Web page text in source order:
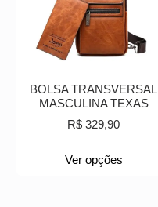
BOLSA TRANSVERSAL
MASCULINA TEXAS
R$ 329,90
Ver opções